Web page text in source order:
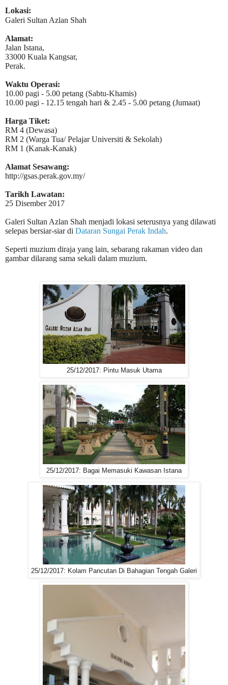
Lokasi:
Galeri Sultan Azlan Shah
Alamat:
Jalan Istana,
33000 Kuala Kangsar,
Perak.
Waktu Operasi:
10.00 pagi - 5.00 petang (Sabtu-Khamis)
10.00 pagi - 12.15 tengah hari & 2.45 - 5.00 petang (Jumaat)
Harga Tiket:
RM 4 (Dewasa)
RM 2 (Warga Tua/ Pelajar Universiti & Sekolah)
RM 1 (Kanak-Kanak)
Alamat Sesawang:
http://gsas.perak.gov.my/
Tarikh Lawatan:
25 Disember 2017
Galeri Sultan Azlan Shah menjadi lokasi seterusnya yang dilawati
selepas bersiar-siar di Dataran Sungai Perak Indah.
Seperti muzium diraja yang lain, sebarang rakaman video dan
gambar dilarang sama sekali dalam muzium.
25/12/2017: Pintu Masuk Utama
25/12/2017: Bagai Memasuki Kawasan Istana
25/12/2017: Kolam Pancutan Di Bahagian Tengah Galeri